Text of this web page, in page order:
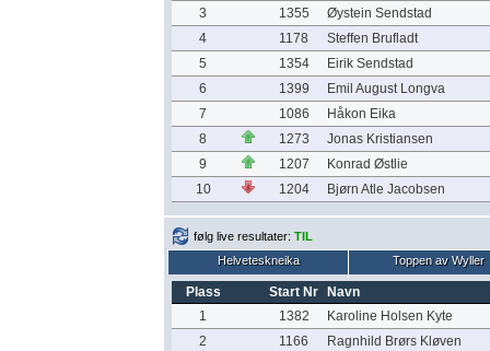
3
1355
Øystein Sendstad
4
1178
Steffen Brufladt
5
1354
Eirik Sendstad
6
1399
Emil August Longva
7
1086
Håkon Eika
8
1273
Jonas Kristiansen
9
1207
Konrad Østlie
10
1204 Bjørn Atle Jacobsen
følg live resultater: TIL
Helveteskneika
Toppen av Wyller
Plass Start Nr
Navn
1
1382
Karoline Holsen Kyte
2
1166
Ragnhild Brørs Kløven